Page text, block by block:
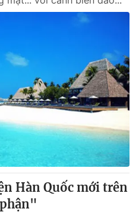
Hàn Quốc mới trên